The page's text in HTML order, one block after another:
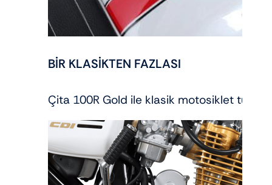
BİR KLASİKTEN FAZLASI
Çita 100R Gold ile klasik motosiklet